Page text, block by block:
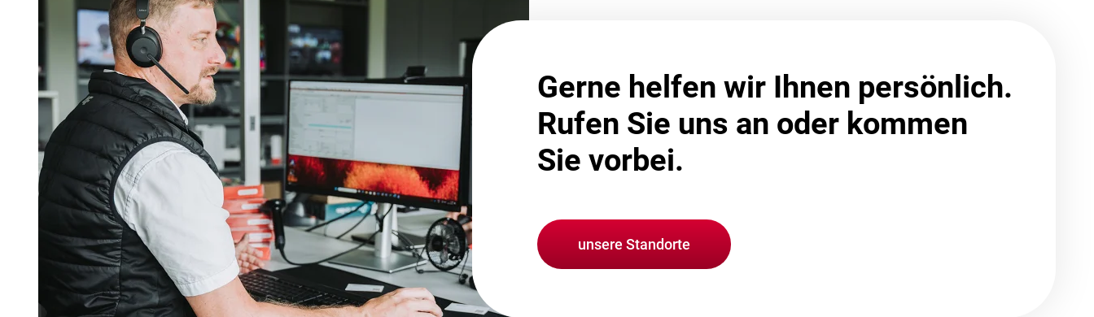
Gerne helfen wir Ihnen persönlich.
Rufen Sie uns an oder kommen
Sie vorbei.
unsere Standorte